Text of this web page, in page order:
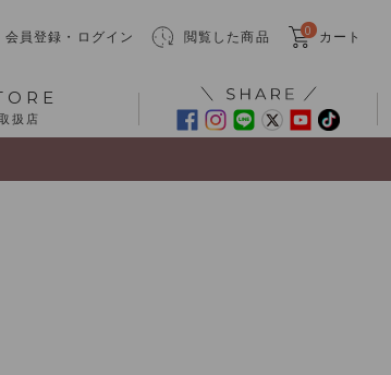
会員登録・ログイン 閲覧した商品 0 カート
扱店